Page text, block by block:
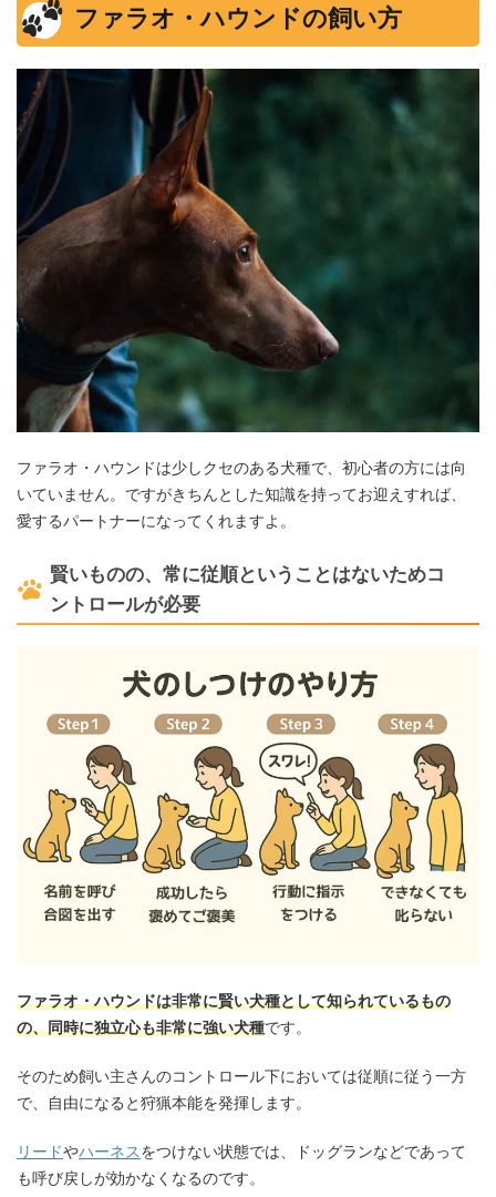
ファラオ・ハウンドの飼い方
ファラオ・ハウンドは少しクセのある犬種で、初心者の方には向
いていません。ですがきちんとした知識を持ってお迎えすれば、
愛するパートナーになってくれますよ。
賢いものの、常に従順ということはないためコ
ントロールが必要
ファラオ・ハウンドは非常に賢い犬種として知られているもの
の、同時に独立心も非常に強い犬種です。
そのため飼い主さんのコントロール下においては従順に従う一方
で、自由になると狩猟本能を発揮します。
リードやハーネスをつけない状態では、ドッグランなどであって
も呼び戻しが効かなくなるのです。